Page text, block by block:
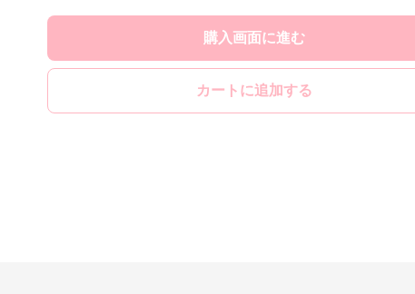
購入画面に進む
カートに追加する